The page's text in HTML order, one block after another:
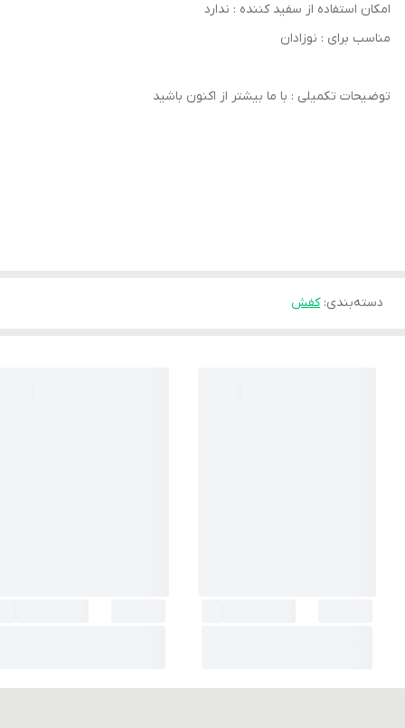
امکان استفاده از سفید کننده : ندارد
مناسب برای : نوزادان
توضیحات تکمیلی : با ما بیشتر از اکنون باشید
دسته‌بندی:کفش